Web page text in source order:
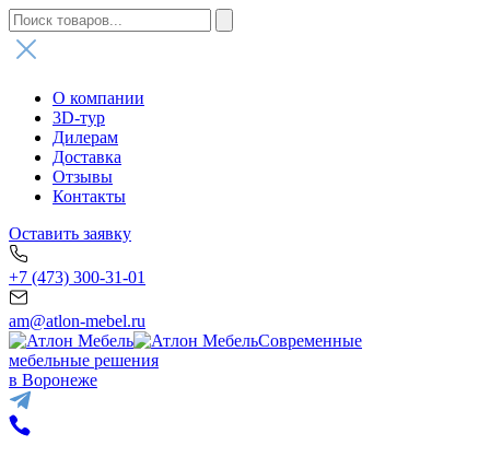
О компании
3D-тур
Дилерам
Доставка
Отзывы
Контакты
Оставить заявку
+7 (473) 300-31-01
am@atlon-mebel.ru
Современные
мебельные решения
в Воронеже